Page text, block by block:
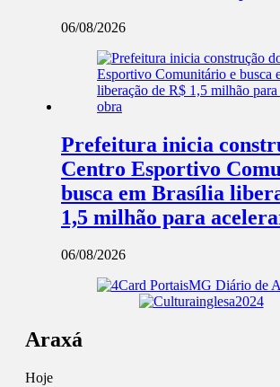
06/08/2026
Prefeitura inicia
Centro Esportivo
busca em Brasília
1,5 milhão para
06/08/2026
Araxá
Hoje